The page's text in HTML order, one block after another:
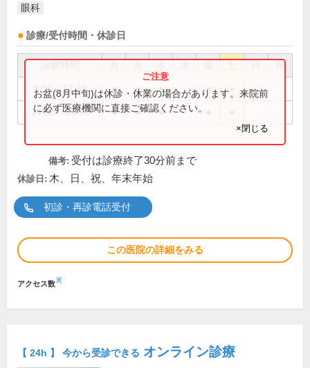
眼科
診療/受付時間・休診日
祝
9:00～12:30 ● ● ● ●
14:00～18:00 ● ● ●
お盆(8月中旬)は休診・休業の場合があります。来院前
に必ず医療機関に直接ご確認ください。
×閉じる
備考: 受付は診療終了30分前まで
休診日: 木、日、祝、年末年始
初診・再診電話受付
この医院の詳細をみる
アクセス数※
【 24h 】 今から受診できる オンライン診療